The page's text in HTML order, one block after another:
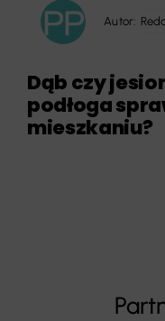
Autor:
Dąb czy
podłoga
mieszkaniu?